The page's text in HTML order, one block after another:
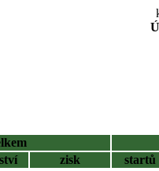
zisk
startů